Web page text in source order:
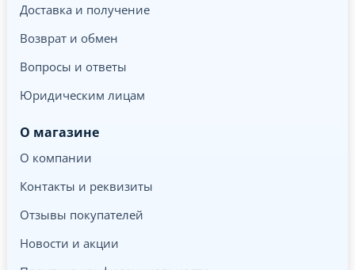
Доставка и получение
Возврат и обмен
Вопросы и ответы
Юридическим лицам
О магазине
О компании
Контакты и реквизиты
Отзывы покупателей
Новости и акции